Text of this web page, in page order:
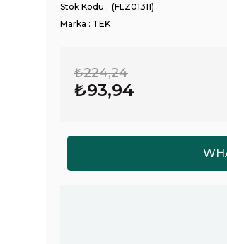
(FLZ01311)
Marka : TEK
₺224,24
₺93,94